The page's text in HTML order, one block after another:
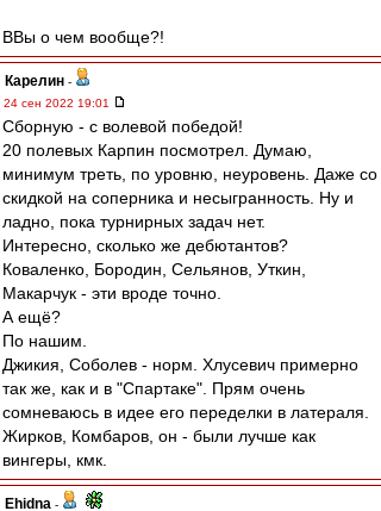
ВВы о чем вообще?!
Карелин -
24 сен 2022 19:01
Сборную - с волевой победой!
20 полевых Карпин посмотрел. Думаю,
минимум треть, по уровню, неуровень. Даже со
скидкой на соперника и несыгранность. Ну и
ладно, пока турнирных задач нет.
Интересно, сколько же дебютантов?
Коваленко, Бородин, Сельянов, Уткин,
Макарчук - эти вроде точно.
А ещё?
По нашим.
Джикия, Соболев - норм. Хлусевич примерно
так же, как и в "Спартаке". Прям очень
сомневаюсь в идее его переделки в латераля.
Жирков, Комбаров, он - были лучше как
вингеры, кмк.
Ehidna -